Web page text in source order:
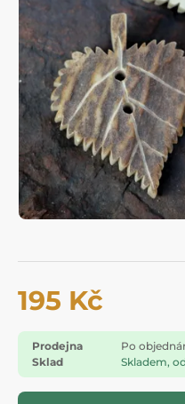
195 Kč
Prodejna
Po
Sklad
Skladem,